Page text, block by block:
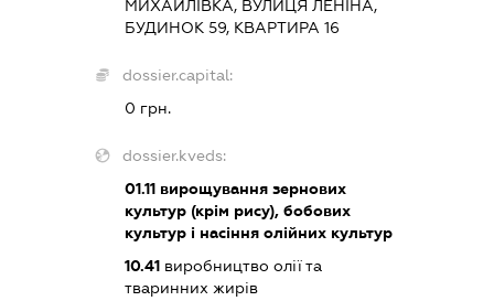
МИХАЙЛІВКА, ВУЛИЦЯ ЛЕНІНА,
БУДИНОК 59, КВАРТИРА 16
dossier.capital:
0 грн.
dossier.kveds:
01.11вирощування зернових
культур (крім рису), бобових
культур і насіння олійних культур
10.41виробництво олії та
тваринних жирів